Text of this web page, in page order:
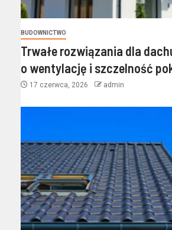
BUDOWNICTWO
Trwałe rozwiązania dla
o wentylację i szczelność
17 czerwca, 2026 admin